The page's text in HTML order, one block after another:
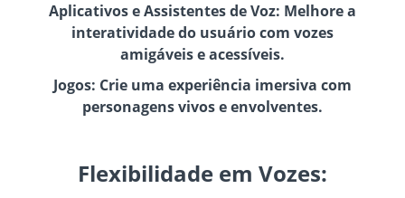
Aplicativos e Assistentes de Voz: Melhore a
interatividade do usuário com vozes
amigáveis e acessíveis.
Jogos: Crie uma experiência imersiva com
personagens vivos e envolventes.
Flexibilidade em Vozes: